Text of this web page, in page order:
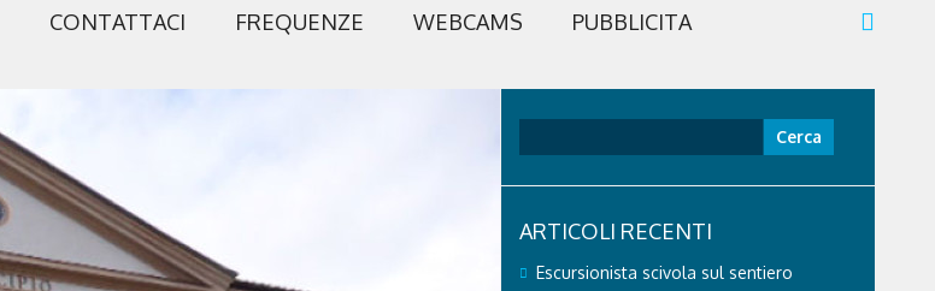
CONTATTACI FREQUENZE WEBCAMS PUBBLICITA
ARTICOLI RECENTI
Escursionista scivola sul sentiero